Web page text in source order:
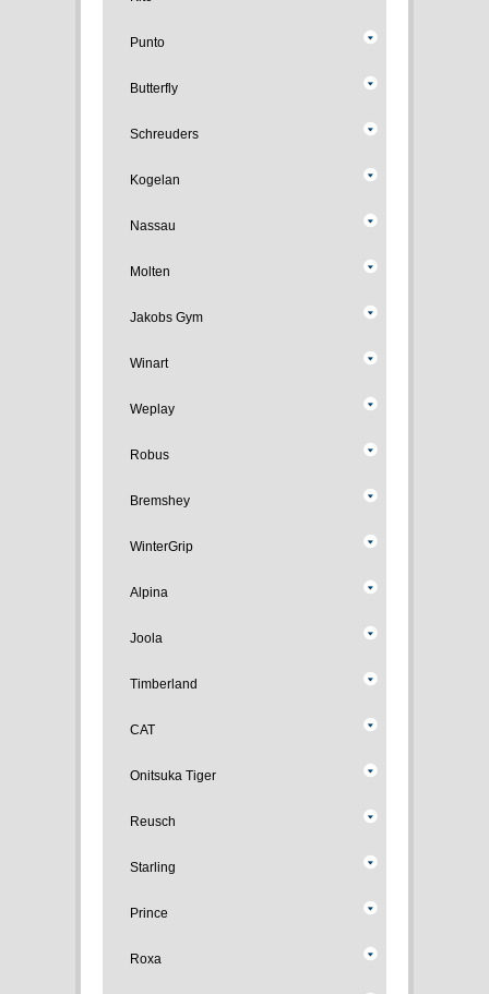
Punto
Butterfly
Schreuders
Kogelan
Nassau
Molten
Jakobs Gym
Winart
Weplay
Robus
Bremshey
WinterGrip
Alpina
Joola
Timberland
CAT
Onitsuka Tiger
Reusch
Starling
Prince
Roxa